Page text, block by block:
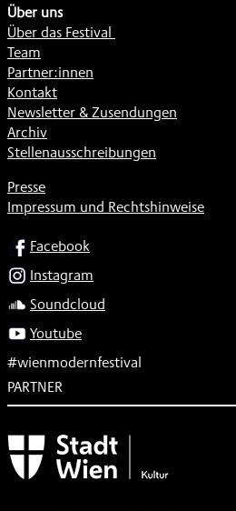
Über uns
Über das Festival
Team
Partner:innen
Kontakt
Newsletter & Zusendungen
Archiv
Stellenausschreibungen
Presse
Impressum und Rechtshinweise
SOCIALFacebook
Instagram
Soundcloud
Youtube
#wienmodernfestival
PARTNER
Subventionsgeber